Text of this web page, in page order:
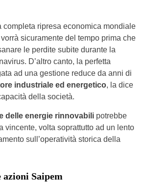
completa ripresa economica mondiale
sicuramente del tempo prima che
le perdite subite durante la
D’altro canto, la perfetta
ad una gestione reduce da anni di
industriale ed energetico, la dice
della società.
delle energie rinnovabili potrebbe
vincente, volta soprattutto ad un lento
sull’operatività storica della
azioni Saipem